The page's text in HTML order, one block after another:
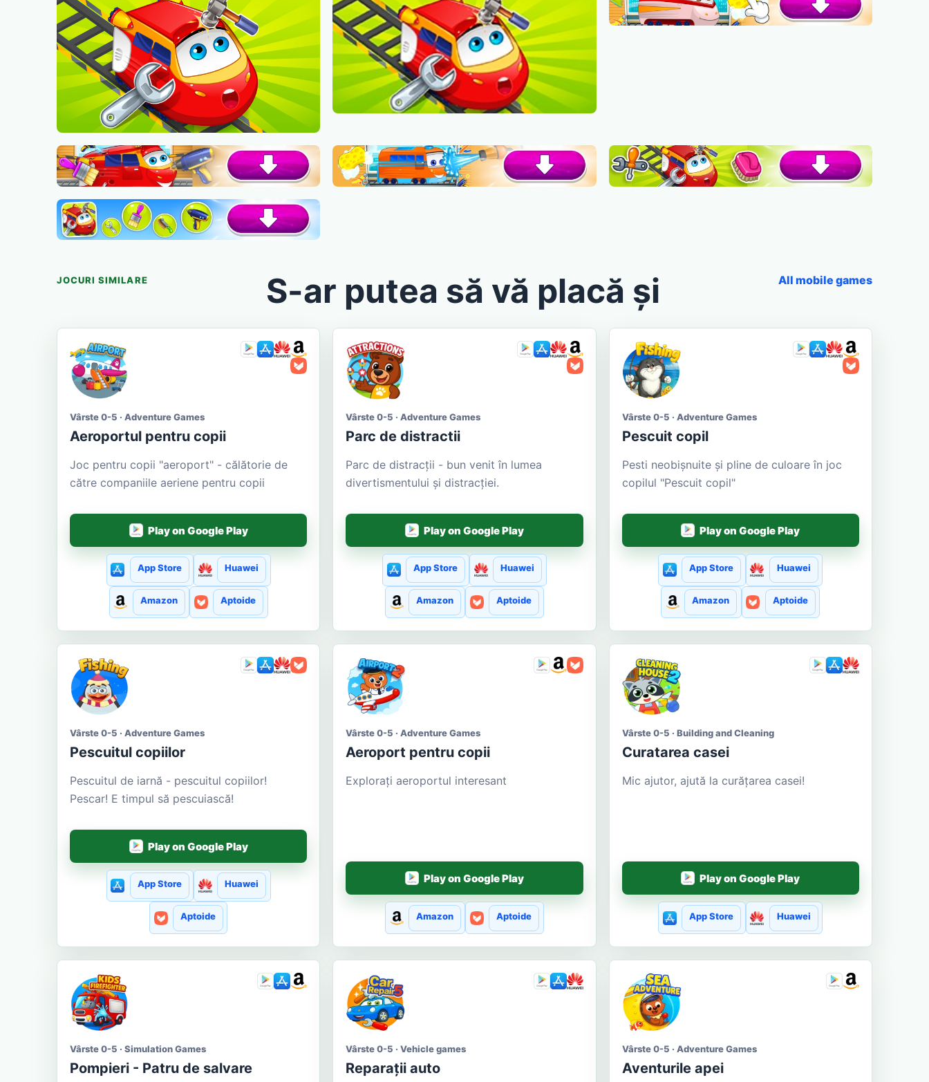
JOCURI SIMILARE S-ar putea să vă placă și All mobile games
Vârste 0-5 · Adventure Games
Aeroportul pentru copii
Joc pentru copii "aeroport" - călătorie de
către companiile aeriene pentru copii
Play on Google Play
App Store Huawei
Amazon Aptoide
Vârste 0-5 · Adventure Games
Parc de distractii
Parc de distracții - bun venit în lumea
divertismentului și distracției.
Play on Google Play
App Store Huawei
Amazon Aptoide
Vârste 0-5 · Adventure Games
Pescuit copil
Pesti neobișnuite și pline de culoare în joc
copilul "Pescuit copil"
Play on Google Play
App Store Huawei
Amazon Aptoide
Vârste 0-5 · Adventure Games
Pescuitul copiilor
Pescuitul de iarnă - pescuitul copiilor!
Pescar! E timpul să pescuiască!
Play on Google Play
App Store Huawei
Aptoide
Vârste 0-5 · Adventure Games
Aeroport pentru copii
Explorați aeroportul interesant
Play on Google Play
Amazon Aptoide
Vârste 0-5 · Building and Cleaning
Curatarea casei
Mic ajutor, ajută la curățarea casei!
Play on Google Play
App Store Huawei
Vârste 0-5 · Simulation Games
Pompieri - Patru de salvare
Vârste 0-5 · Vehicle games
Reparații auto
Vârste 0-5 · Adventure Games
Aventurile apei